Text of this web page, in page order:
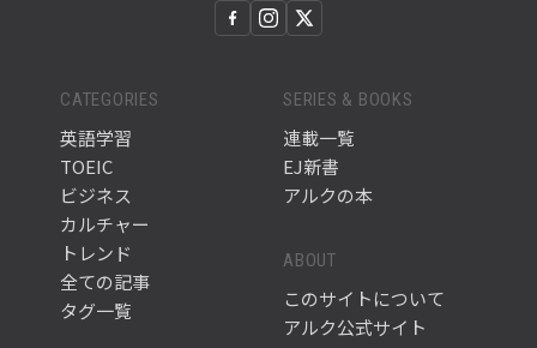
CATEGORIES
英語学習
TOEIC
ビジネス
カルチャー
トレンド
全ての記事
タグ一覧
SERIES & BOOKS
連載一覧
EJ新書
アルクの本
ABOUT
このサイトについて
アルク公式サイト